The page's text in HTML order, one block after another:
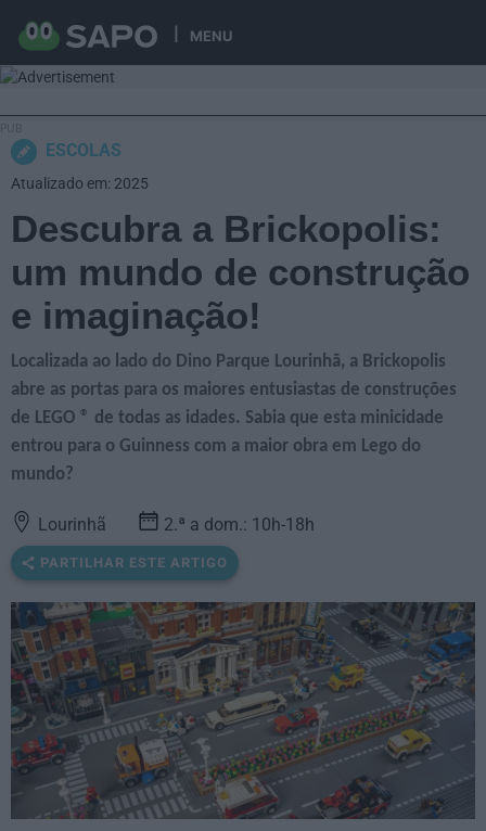
MENU
ESCOLAS
Descubra a Brickopolis:
um mundo de construção
e imaginação!
Localizada ao lado do Dino Parque Lourinhã, a Brickopolis
abre as portas para os maiores entusiastas de construções
de LEGO ® de todas as idades. Sabia que esta minicidade
entrou para o Guinness com a maior obra em Lego do
mundo?
Lourinhã 2.ª a dom.: 10h-18h
PARTILHAR ESTE ARTIGO
Atualizado em: 2025